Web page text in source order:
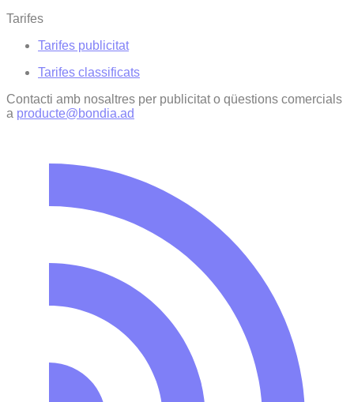
Tarifes
Tarifes publicitat
Tarifes classificats
Contacti amb nosaltres per publicitat o qüestions comercials
a producte@bondia.ad